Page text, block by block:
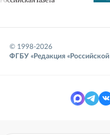
© 1998-2026
ФГБУ «Редакция «Российской